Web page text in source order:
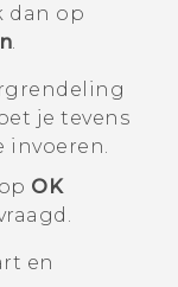
dan op
je tevens
OK
en